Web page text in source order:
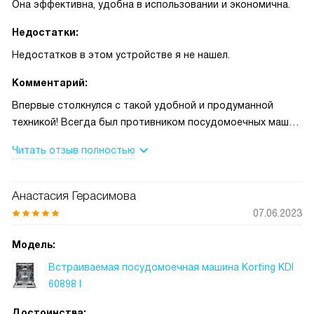
Она эффективна, удобна в использовании и экономична.
Недостатки:
Недостатков в этом устройстве я не нашел.
Комментарий:
Впервые столкнулся с такой удобной и продуманной
техникой! Всегда был противником посудомоечных машин,
Сразу бросается в глаза ее вместительность - 15
семьи! Но даже если у вас мало посуды, функция
Удивило и количество программ - целых 9! И все они
удивлена наличием автопрограммы и программы быстрой
мойки. Очень удобно, когда нужно быстро приготовить
стол для гостей.
Читать отзыв полностью
Анастасия Герасимова
07.06.2023
Модель:
Встраиваемая посудомоечная машина Korting KDI
60898 I